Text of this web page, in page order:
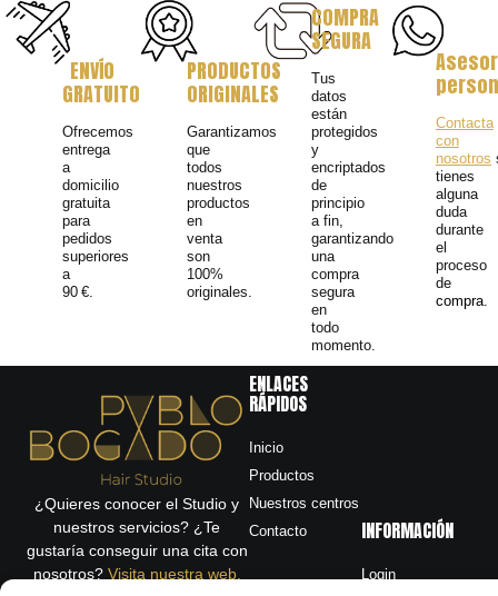
ENVÍO
GRATUITO
Ofrecemos
entrega
a
domicilio
gratuita
para
pedidos
superiores
a
90 €.
PRODUCTOS
ORIGINALES
Garantizamos
que
todos
nuestros
productos
en
venta
son
100%
originales.
COMPRA
SEGURA
Tus
datos
están
protegidos
y
encriptados
de
principio
a fin,
garantizando
una
compra
segura
en
todo
momento.
Contacta
con
nosotros
tienes
alguna
duda
durante
el
proceso
de
compra.
¿Quieres conocer el Studio y
nuestros servicios? ¿Te
gustaría conseguir una cita con
nosotros? Visita nuestra web.
ENLACES
RÁPIDOS
Inicio
Productos
Nuestros centros
Contacto
INFORMACIÓN
Login